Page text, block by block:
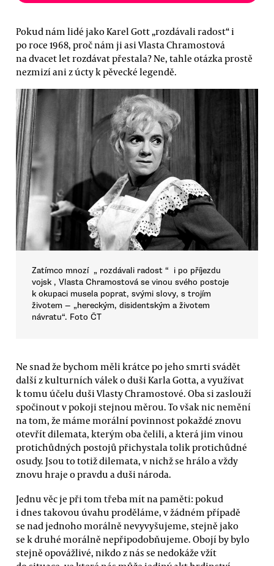
Pokud nám lidé jako Karel Gott „rozdávali radost“ i
po roce 1968, proč nám ji asi Vlasta Chramostová
na dvacet let rozdávat přestala? Ne, tahle otázka prostě
nezmizí ani z úcty k pěvecké legendě.
Zatímco mnozí „ rozdávali radost “ i po příjezdu
vojsk , Vlasta Chramostová se vinou svého postoje
k okupaci musela poprat, svými slovy, s trojím
životem — „hereckým, disidentským a životem
návratu“. Foto ČT
Ne snad že bychom měli krátce po jeho smrti svádět
další z kulturních válek o duši Karla Gotta, a využívat
k tomu účelu duši Vlasty Chramostové. Oba si zaslouží
spočinout v pokoji stejnou měrou. To však nic nemění
na tom, že máme morální povinnost pokaždé znovu
otevřít dilemata, kterým oba čelili, a která jim vinou
protichůdných postojů přichystala tolik protichůdné
osudy. Jsou to totiž dilemata, v nichž se hrálo a vždy
znovu hraje o pravdu a duši národa.
Jednu věc je při tom třeba mít na paměti: pokud
i dnes takovou úvahu proděláme, v žádném případě
se nad jednoho morálně nevyvyšujeme, stejně jako
se k druhé morálně nepřipodobňujeme. Obojí by bylo
stejně opovážlivé, nikdo z nás se nedokáže vžít